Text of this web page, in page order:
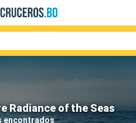
Radiance of the Seas
encontrados